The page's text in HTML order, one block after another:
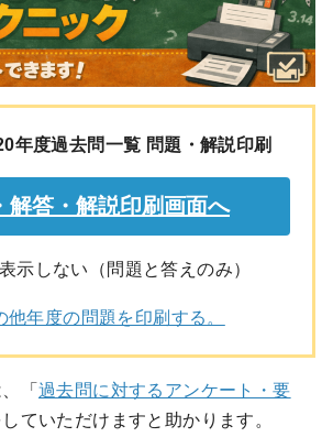
年度過去問一覧 問題・解説印刷
示しない（問題と答えのみ）
他年度の問題を印刷する。
「 過去問に対するアンケート・要
ていただけますと助かります。